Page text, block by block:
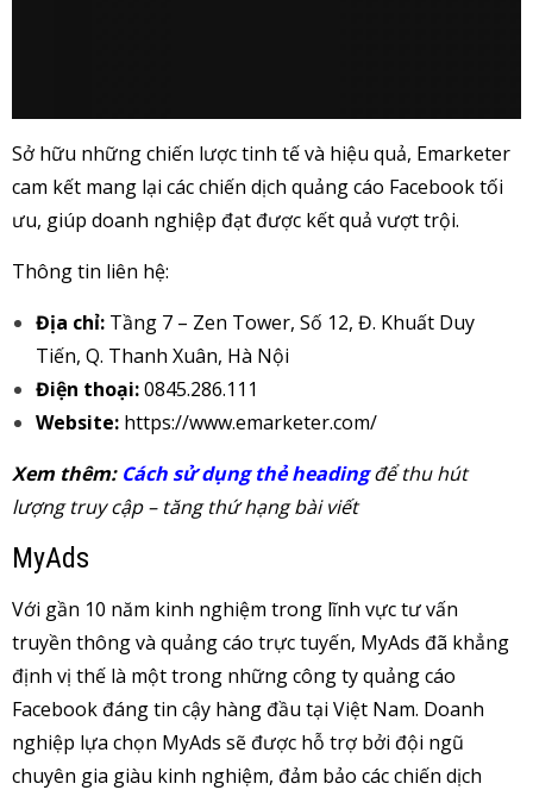
Sở hữu những chiến lược tinh tế và hiệu quả, Emarketer
cam kết mang lại các chiến dịch quảng cáo Facebook tối
ưu, giúp doanh nghiệp đạt được kết quả vượt trội.
Thông tin liên hệ:
Địa chỉ: Tầng 7 – Zen Tower, Số 12, Đ. Khuất Duy
Tiến, Q. Thanh Xuân, Hà Nội
Điện thoại:0845.286.111
Website: https://www.emarketer.com/
Xem thêm: Cách sử dụng thẻ headingđể thu hút
lượng truy cập – tăng thứ hạng bài viết
MyAds
Với gần 10 năm kinh nghiệm trong lĩnh vực tư vấn
truyền thông và quảng cáo trực tuyến, MyAds đã khẳng
định vị thế là một trong những công ty quảng cáo
Facebook đáng tin cậy hàng đầu tại Việt Nam. Doanh
nghiệp lựa chọn MyAds sẽ được hỗ trợ bởi đội ngũ
chuyên gia giàu kinh nghiệm, đảm bảo các chiến dịch